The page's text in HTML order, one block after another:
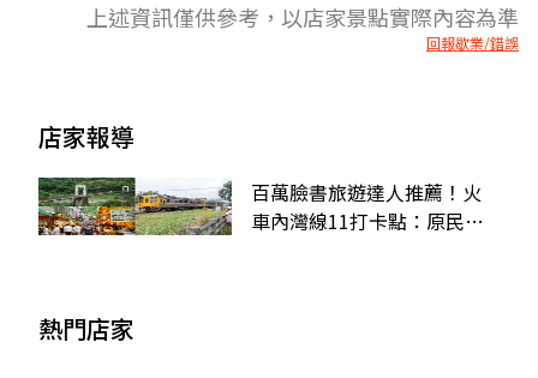
上述資訊僅供參考，以店家景點實際內容為準
回報歇業/錯誤
店家報導
百萬臉書旅遊達人推薦！火
車內灣線11打卡點：原民主
熱門店家